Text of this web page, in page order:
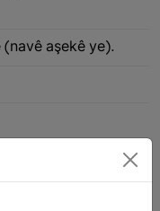
aşekê ye).